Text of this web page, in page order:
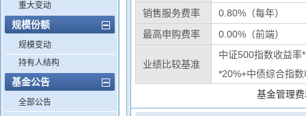
重大变动
规模份额
规模变动
持有人结构
基金公告
全部公告
销售服务费率
0.80%（每年）
最高申购费率
0.00%（前端）
业绩比较基准
中证500指数收益率
*20%+中债综合指
基金管理